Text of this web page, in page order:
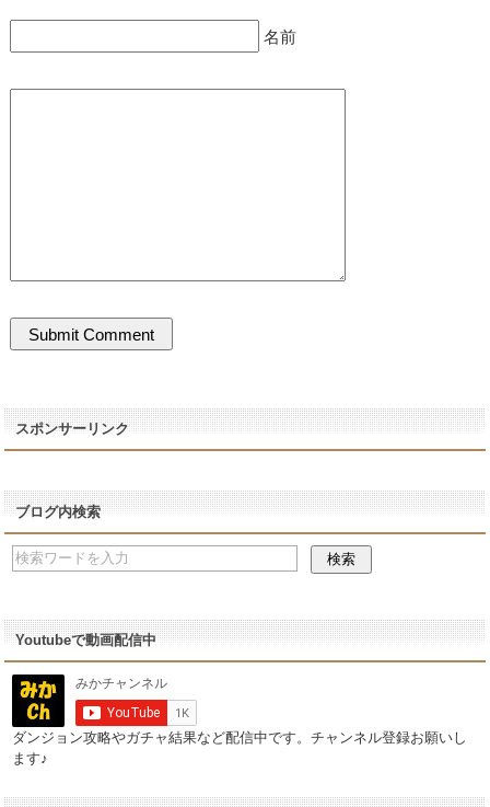
名前
スポンサーリンク
ブログ内検索
Youtubeで動画配信中
ダンジョン攻略やガチャ結果など配信中です。チャンネル登録お願いし
ます♪